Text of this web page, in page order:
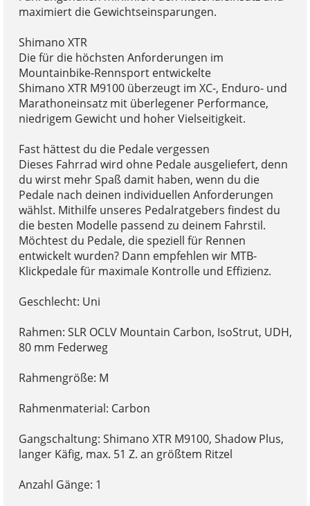
maximiert die Gewichtseinsparungen.
Shimano XTR
Die für die höchsten Anforderungen im
Mountainbike-Rennsport entwickelte
Shimano XTR M9100 überzeugt im XC-, Enduro- und
Marathoneinsatz mit überlegener Performance,
niedrigem Gewicht und hoher Vielseitigkeit.
Fast hättest du die Pedale vergessen
Dieses Fahrrad wird ohne Pedale ausgeliefert, denn
du wirst mehr Spaß damit haben, wenn du die
Pedale nach deinen individuellen Anforderungen
wählst. Mithilfe unseres Pedalratgebers findest du
die besten Modelle passend zu deinem Fahrstil.
Möchtest du Pedale, die speziell für Rennen
entwickelt wurden? Dann empfehlen wir MTB-
Klickpedale für maximale Kontrolle und Effizienz.
Geschlecht: Uni
Rahmen: SLR OCLV Mountain Carbon, IsoStrut, UDH,
80 mm Federweg
Rahmengröße: M
Rahmenmaterial: Carbon
Gangschaltung: Shimano XTR M9100, Shadow Plus,
langer Käfig, max. 51 Z. an größtem Ritzel
Anzahl Gänge: 1